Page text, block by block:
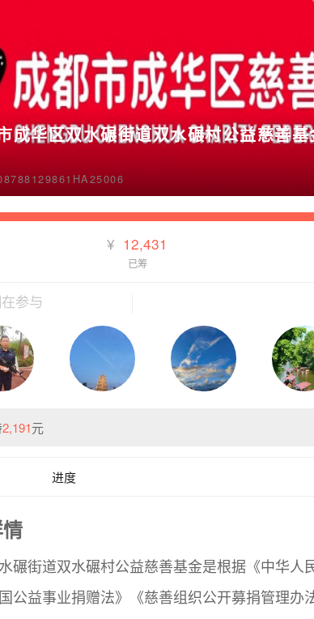
成华区双水碾街道双水碾村公益慈善
¥ 12,431
已筹
参与
2,191元
进度
碾街道双水碾村公益慈善基金是根据《中华人
公益事业捐赠法》《慈善组织公开募捐管理办